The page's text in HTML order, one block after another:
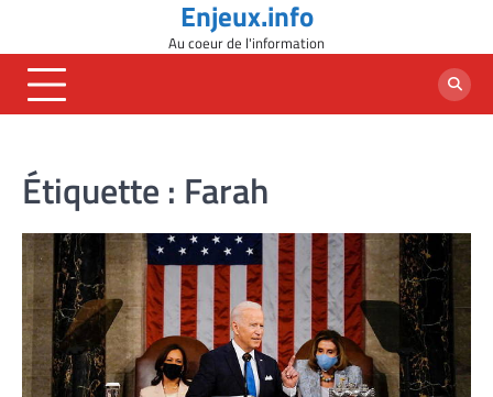
content
Enjeux.info
Au coeur de l'information
Étiquette : Farah